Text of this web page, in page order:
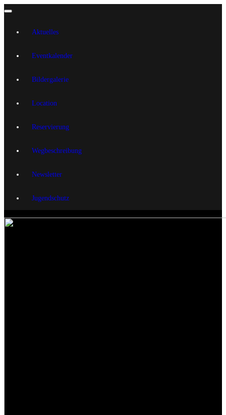
Aktuelles
Eventkalender
Bildergalerie
Location
Reservierung
Wegbeschreibung
Newsletter
Jugendschutz